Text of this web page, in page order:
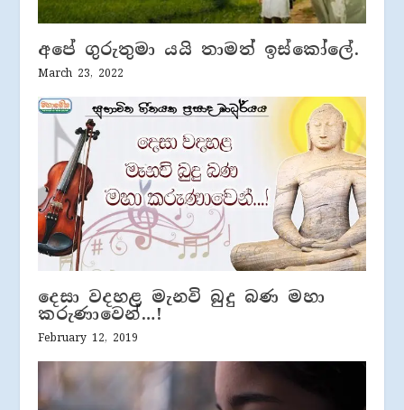
අපේ ගුරුතුමා යයි තාමත් ඉස්කෝලේ.
March 23, 2022
දෙසා වදහළ මැනවි බුදු බණ මහා
කරුණාවෙන්…!
February 12, 2019